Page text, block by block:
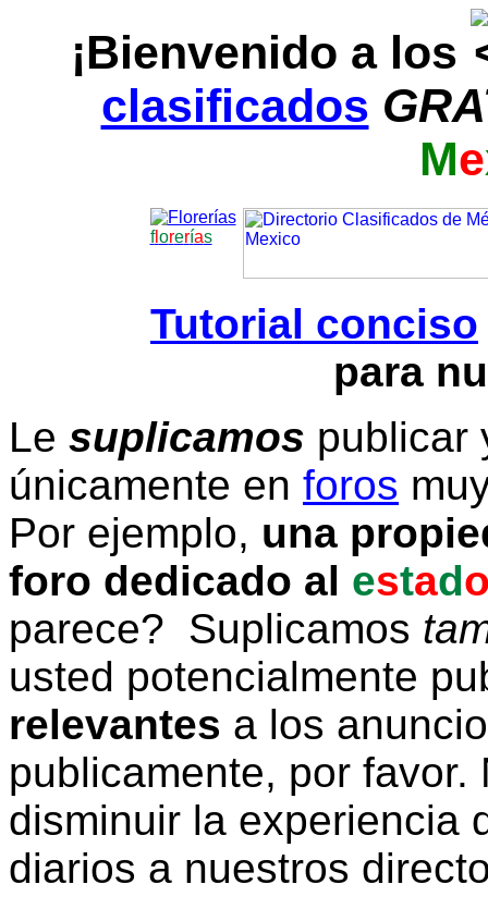
¡Bienvenido a los
clasificados
Me
florerías
Tutorial conciso
para
Le suplicamos publicar
únicamente en foros
Por ejemplo, una
foro dedicado al estad
parece? Suplicamos
usted potencialmente
relevantes a los
publicamente, por
disminuir la experiencia
diarios a nuestros